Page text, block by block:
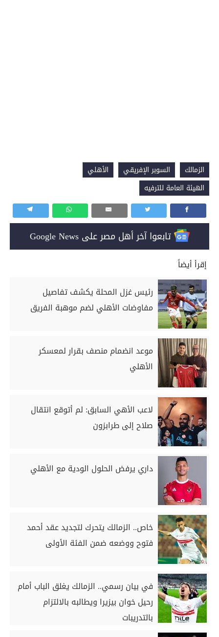
الزمالك السوبر الإفريقي
الأهلي
الهيئة العامة للترفيه
تابعوا آخر أهل مصر على Google News
إقرأ أيضاً
رئيس غزل المحلة يكشف تفاصيل
مفاوضات الأهلي لضم موهبة الفريق
موعد انضمام منصف بقرار لمعسكر
الأهلي
لاعب الأهي السابق: لم أتوقع انتقال
صلاح إلى طرابزون
داري يرفض الحلول الودية مع الأهلي
خاص.. الزمالك يتحرك لتجديد عقد أحمد
فتوح ووضعه ضمن الفئة الأولى
في بيان رسمي.. الزمالك يغلق الباب أمام
رحيل خوان بيزيرا ويطالبه بالالتزام
بالتدريبات